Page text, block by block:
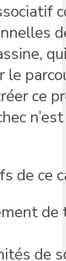
ce
de ce
de